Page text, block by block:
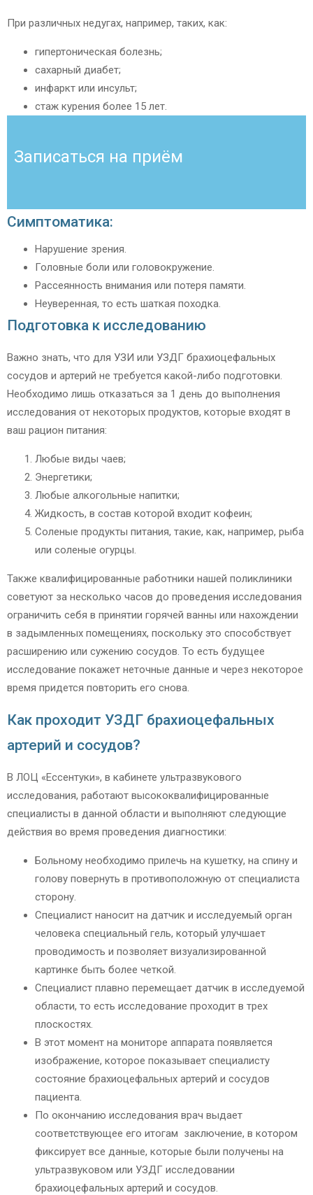
При различных недугах, например, таких, как:
гипертоническая болезнь;
сахарный диабет;
инфаркт или инсульт;
стаж курения более 15 лет.
Записаться на приём
Симптоматика:
Нарушение зрения.
Головные боли или головокружение.
Рассеянность внимания или потеря памяти.
Неуверенная, то есть шаткая походка.
Подготовка к исследованию
Важно знать, что для УЗИ или УЗДГ брахиоцефальных
сосудов и артерий не требуется какой-либо подготовки.
Необходимо лишь отказаться за 1 день до выполнения
исследования от некоторых продуктов, которые входят в
ваш рацион питания:
Любые виды чаев;
Энергетики;
Любые алкогольные напитки;
Жидкость, в состав которой входит кофеин;
Соленые продукты питания, такие, как, например, рыба
или соленые огурцы.
Также квалифицированные работники нашей поликлиники
советуют за несколько часов до проведения исследования
ограничить себя в принятии горячей ванны или нахождении
в задымленных помещениях, поскольку это способствует
расширению или сужению сосудов. То есть будущее
исследование покажет неточные данные и через некоторое
время придется повторить его снова.
Как проходит УЗДГ брахиоцефальных
артерий и сосудов?
В ЛОЦ «Ессентуки», в кабинете ультразвукового
исследования, работают высококвалифицированные
специалисты в данной области и выполняют следующие
действия во время проведения диагностики:
Больному необходимо прилечь на кушетку, на спину и
голову повернуть в противоположную от специалиста
сторону.
Специалист наносит на датчик и исследуемый орган
человека специальный гель, который улучшает
проводимость и позволяет визуализированной
картинке быть более четкой.
Специалист плавно перемещает датчик в исследуемой
области, то есть исследование проходит в трех
плоскостях.
В этот момент на мониторе аппарата появляется
изображение, которое показывает специалисту
состояние брахиоцефальных артерий и сосудов
пациента.
По окончанию исследования врач выдает
соответствующее его итогам заключение, в котором
фиксирует все данные, которые были получены на
ультразвуковом или УЗДГ исследовании
брахиоцефальных артерий и сосудов.